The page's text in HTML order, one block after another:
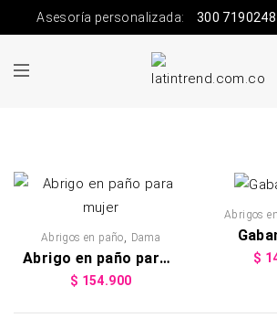
Asesoría personalizada: 300 7190248
Abrigos en paño, Dama
Abrigo en paño para mujer
$ 154.900
Abrigos
$